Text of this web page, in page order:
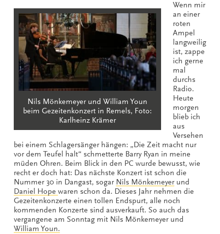
Nils Mönkemeyer und William Youn
beim Gezeitenkonzert in Remels, Foto:
Karlheinz Krämer
Wenn mir
an einer
roten
Ampel
langweilig
ist, zappe
ich gerne
mal
durchs
Radio.
Heute
morgen
blieb ich
aus
Versehen
bei einem Schlagersänger hängen: „Die Zeit macht nur
vor dem Teufel halt“ schmetterte Barry Ryan in meine
müden Ohren. Beim Blick in den PC wurde bewusst, wie
recht er doch hat: Das nächste Konzert ist schon die
Nummer 30 in Dangast, sogar Nils Mönkemeyerund
Daniel Hope waren schon da. Dieses Jahr nehmen die
Gezeitenkonzerte einen tollen Endspurt, alle noch
kommenden Konzerte sind ausverkauft. So auch das
vergangene am Sonntag mit Nils Mönkemeyer und
William Youn.